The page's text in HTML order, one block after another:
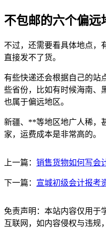
不包邮的六个偏远
不过，还需要看具体地点，
直接发不了货。
有些快递还会根据自己的站
些省份，比如有时候海南、
也属于偏远地区。
新疆、**等地区地广人稀，
家，运费成本是非常高的。
上一篇： 销售货物如何写会
下一篇： 宣城初级会计报考
免责声明：本站内容仅用于
互联网，如内容侵权与违规